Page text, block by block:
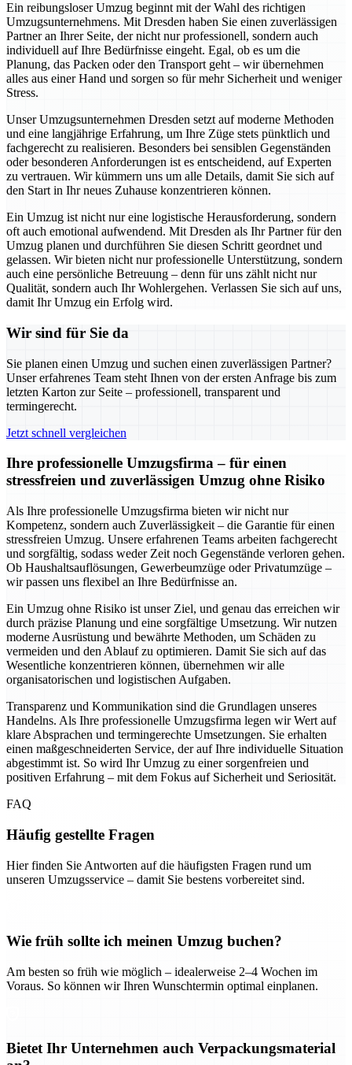
Ein reibungsloser Umzug beginnt mit der Wahl des richtigen
Umzugsunternehmens. Mit Dresden haben Sie einen zuverlässigen
Partner an Ihrer Seite, der nicht nur professionell, sondern auch
individuell auf Ihre Bedürfnisse eingeht. Egal, ob es um die
Planung, das Packen oder den Transport geht – wir übernehmen
alles aus einer Hand und sorgen so für mehr Sicherheit und weniger
Stress.
Unser Umzugsunternehmen Dresden setzt auf moderne Methoden
und eine langjährige Erfahrung, um Ihre Züge stets pünktlich und
fachgerecht zu realisieren. Besonders bei sensiblen Gegenständen
oder besonderen Anforderungen ist es entscheidend, auf Experten
zu vertrauen. Wir kümmern uns um alle Details, damit Sie sich auf
den Start in Ihr neues Zuhause konzentrieren können.
Ein Umzug ist nicht nur eine logistische Herausforderung, sondern
oft auch emotional aufwendend. Mit Dresden als Ihr Partner für den
Umzug planen und durchführen Sie diesen Schritt geordnet und
gelassen. Wir bieten nicht nur professionelle Unterstützung, sondern
auch eine persönliche Betreuung – denn für uns zählt nicht nur
Qualität, sondern auch Ihr Wohlergehen. Verlassen Sie sich auf uns,
damit Ihr Umzug ein Erfolg wird.
Wir sind für Sie da
Sie planen einen Umzug und suchen einen zuverlässigen Partner?
Unser erfahrenes Team steht Ihnen von der ersten Anfrage bis zum
letzten Karton zur Seite – professionell, transparent und
termingerecht.
Jetzt schnell vergleichen
Ihre professionelle Umzugsfirma – für einen
stressfreien und zuverlässigen Umzug ohne Risiko
Als Ihre professionelle Umzugsfirma bieten wir nicht nur
Kompetenz, sondern auch Zuverlässigkeit – die Garantie für einen
stressfreien Umzug. Unsere erfahrenen Teams arbeiten fachgerecht
und sorgfältig, sodass weder Zeit noch Gegenstände verloren gehen.
Ob Haushaltsauflösungen, Gewerbeumzüge oder Privatumzüge –
wir passen uns flexibel an Ihre Bedürfnisse an.
Ein Umzug ohne Risiko ist unser Ziel, und genau das erreichen wir
durch präzise Planung und eine sorgfältige Umsetzung. Wir nutzen
moderne Ausrüstung und bewährte Methoden, um Schäden zu
vermeiden und den Ablauf zu optimieren. Damit Sie sich auf das
Wesentliche konzentrieren können, übernehmen wir alle
organisatorischen und logistischen Aufgaben.
Transparenz und Kommunikation sind die Grundlagen unseres
Handelns. Als Ihre professionelle Umzugsfirma legen wir Wert auf
klare Absprachen und termingerechte Umsetzungen. Sie erhalten
einen maßgeschneiderten Service, der auf Ihre individuelle Situation
abgestimmt ist. So wird Ihr Umzug zu einer sorgenfreien und
positiven Erfahrung – mit dem Fokus auf Sicherheit und Seriosität.
FAQ
Häufig gestellte Fragen
Hier finden Sie Antworten auf die häufigsten Fragen rund um
unseren Umzugsservice – damit Sie bestens vorbereitet sind.
Wie früh sollte ich meinen Umzug buchen?
Am besten so früh wie möglich – idealerweise 2–4 Wochen im
Voraus. So können wir Ihren Wunschtermin optimal einplanen.
Bietet Ihr Unternehmen auch Verpackungsmaterial